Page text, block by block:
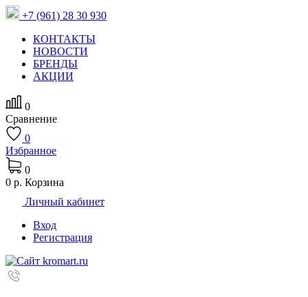
+7 (961) 28 30 930
КОНТАКТЫ
НОВОСТИ
БРЕНДЫ
АКЦИИ
0
Сравнение
0
Избранное
0
0 р. Корзина
Личный кабинет
Вход
Регистрация